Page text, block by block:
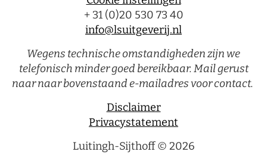
+ 31 (0)20 530 73 40
info@lsuitgeverij.nl
Wegens technische omstandigheden zijn we
telefonisch minder goed bereikbaar. Mail gerust
naar naar bovenstaand e-mailadres voor contact.
Disclaimer
Privacystatement
Luitingh-Sijthoff © 2026